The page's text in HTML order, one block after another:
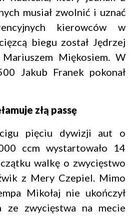
musiał zwolnić i uznać
kierowców w
biegu został Jędrzej
Miękosiem. W
Jakub Franek pokonał
złą passę
pięciu dywizji aut o
ccm wystartowało 14
walkę o zwycięstwo
z Mery Czepiel. Mimo
Mikołaj nie ukończył
ze zwycięstwa na mecie